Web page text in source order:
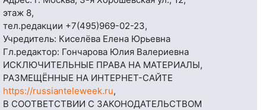
этаж 8,
тел.редакции +7(495)969-02-23,
Учредитель: Киселёва Елена Юрьевна
Гл.редактор: Гончарова Юлия Валериевна
ИСКЛЮЧИТЕЛЬНЫЕ ПРАВА НА МАТЕРИАЛЫ,
РАЗМЕЩЁННЫЕ НА ИНТЕРНЕТ-САЙТЕ
https://russianteleweek.ru,
В СООТВЕТСТВИИ С ЗАКОНОДАТЕЛЬСТВОМ